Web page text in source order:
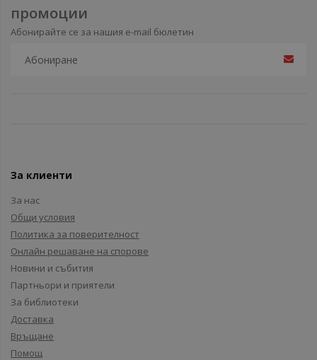
промоции
Абонирайте се за нашия e-mail бюлетин
За клиенти
За нас
Общи условия
Политика за поверителност
Онлайн решаване на спорове
Новини и събития
Партньори и приятели
За библиотеки
Доставка
Връщане
Помощ